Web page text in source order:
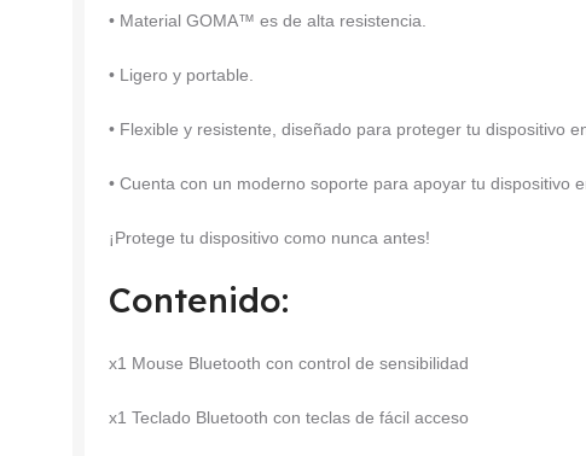
• Material GOMA™ es de alta resistencia.
• Ligero y portable.
• Flexible y resistente, diseñado para proteger tu dispositivo
• Cuenta con un moderno soporte para apoyar tu dispositivo
¡Protege tu dispositivo como nunca antes!
Contenido:
x1 Mouse Bluetooth con control de sensibilidad
x1 Teclado Bluetooth con teclas de fácil acceso